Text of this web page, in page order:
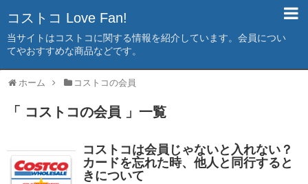
コストコ Love Fan!
当サイトはコストコに関する情報を紹介しています。会員につい
てやおすすめな商品などです。
ホーム コストコの会員
「 コストコの会員 」一覧
コストコは会員じゃないと入れない？
カードを忘れた時、他人と同行すると
きについて